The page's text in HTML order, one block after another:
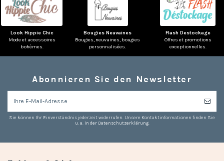
(4 noten)
Look Hippie Chic
Mode et accessoires
bohèmes.
Bougies Neuvaines
Bougies, neuvaines, bougies
personnalisées.
Flash Destockage
Offres et promotions
exceptionnelles.
Abonnieren Sie den Newsletter
Sie können Ihr Einverständnis jederzeit widerrufen. Unsere Kontaktinformationen finden Sie
u. a. in der Datenschutzerklärung.